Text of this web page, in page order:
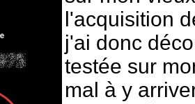
l'acquisition
j'ai donc
testée sur
mal à y